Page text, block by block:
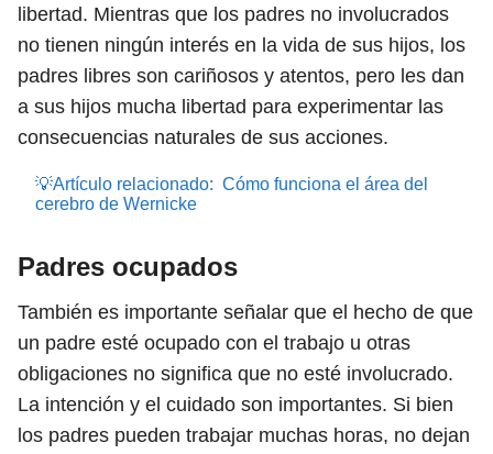
libertad. Mientras que los padres no involucrados
no tienen ningún interés en la vida de sus hijos, los
padres libres son cariñosos y atentos, pero les dan
a sus hijos mucha libertad para experimentar las
consecuencias naturales de sus acciones.
💡Artículo relacionado: Cómo funciona el área del
cerebro de Wernicke
Padres ocupados
También es importante señalar que el hecho de que
un padre esté ocupado con el trabajo u otras
obligaciones no significa que no esté involucrado.
La intención y el cuidado son importantes. Si bien
los padres pueden trabajar muchas horas, no dejan